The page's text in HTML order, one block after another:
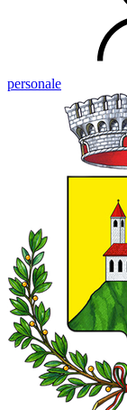
personale